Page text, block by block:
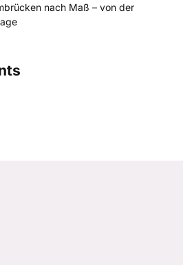
nach Maß – von der